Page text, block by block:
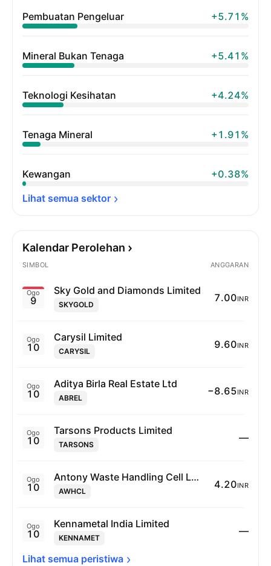
Pembuatan Pengeluar +5.71%
Mineral Bukan Tenaga +5.41%
Teknologi Kesihatan +4.24%
Tenaga Mineral +1.91%
Kewangan
+0.38%
Lihat semua sektor
Kalendar Perolehan
SIMBOL ANGGARAN
Ogo
9
Sky Gold and Diamonds Limited
SKYGOLD
7.00INR
Ogo
10
Carysil Limited
CARYSIL
9.60INR
Ogo
10
Aditya Birla Real Estate Ltd
ABREL
−8.65INR
Ogo
10
Tarsons Products Limited
TARSONS
—
Ogo
10
Antony Waste Handling Cell Ltd.
AWHCL
4.20INR
Ogo
10
Kennametal India Limited
KENNAMET
—
Lihat semua peristiwa